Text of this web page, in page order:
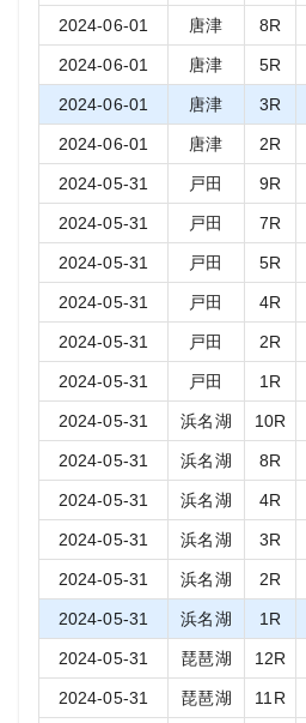
2024-06-01 唐津 8R
2024-06-01 唐津 5R
2024-06-01 唐津 3R
2024-06-01 唐津 2R
2024-05-31 戸田 9R
2024-05-31 戸田 7R
2024-05-31 戸田 5R
2024-05-31 戸田 4R
2024-05-31 戸田 2R
2024-05-31 戸田 1 R
2024-05-31 浜名湖 10R
2024-05-31 浜名湖 8R
2024-05-31 浜名湖 4R
2024-05-31 浜名湖 3R
2024-05-31 浜名湖 2R
2024-05-31 浜名湖 1 R
2024-05-31 琵琶湖 12R
2024-05-31 琵琶湖 11 R